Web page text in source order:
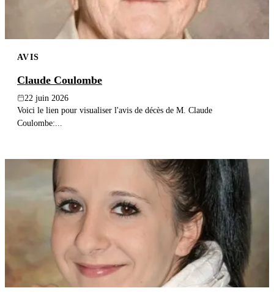
AVIS
Claude Coulombe
22 juin 2026
Voici le lien pour visualiser l'avis de décès de M. Claude
Coulombe:...